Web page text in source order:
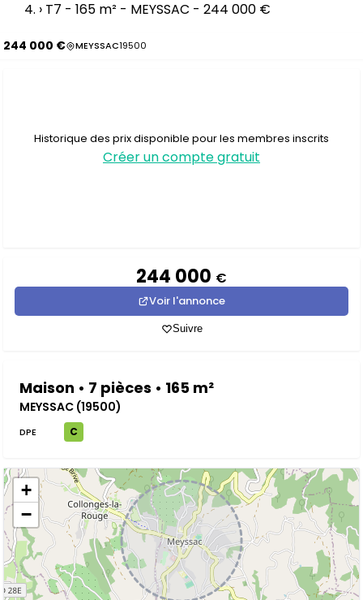
› T7 - 165 m² - MEYSSAC - 244 000 €
244 000 € MEYSSAC19500
Historique des prix disponible pour les membres inscrits
Créer un compte gratuit
244 000 €
Voir l'annonce
Suivre
Maison • 7 pièces • 165 m²
MEYSSAC (19500)
DPE C
+
−